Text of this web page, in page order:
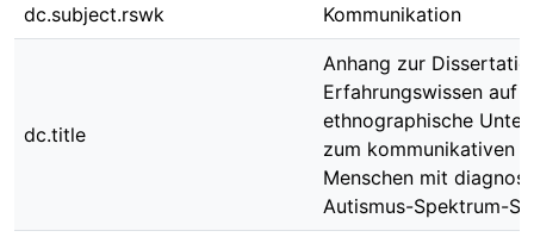
dc.subject.rswk Kommunikation
dc.title
Anhang zur
Erfahrungswissen auf
ethnographische
zum kommunikativen
Menschen mit
Autismus-Spektrum-